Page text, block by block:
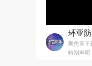
环亚
聚焦天下
特别声明